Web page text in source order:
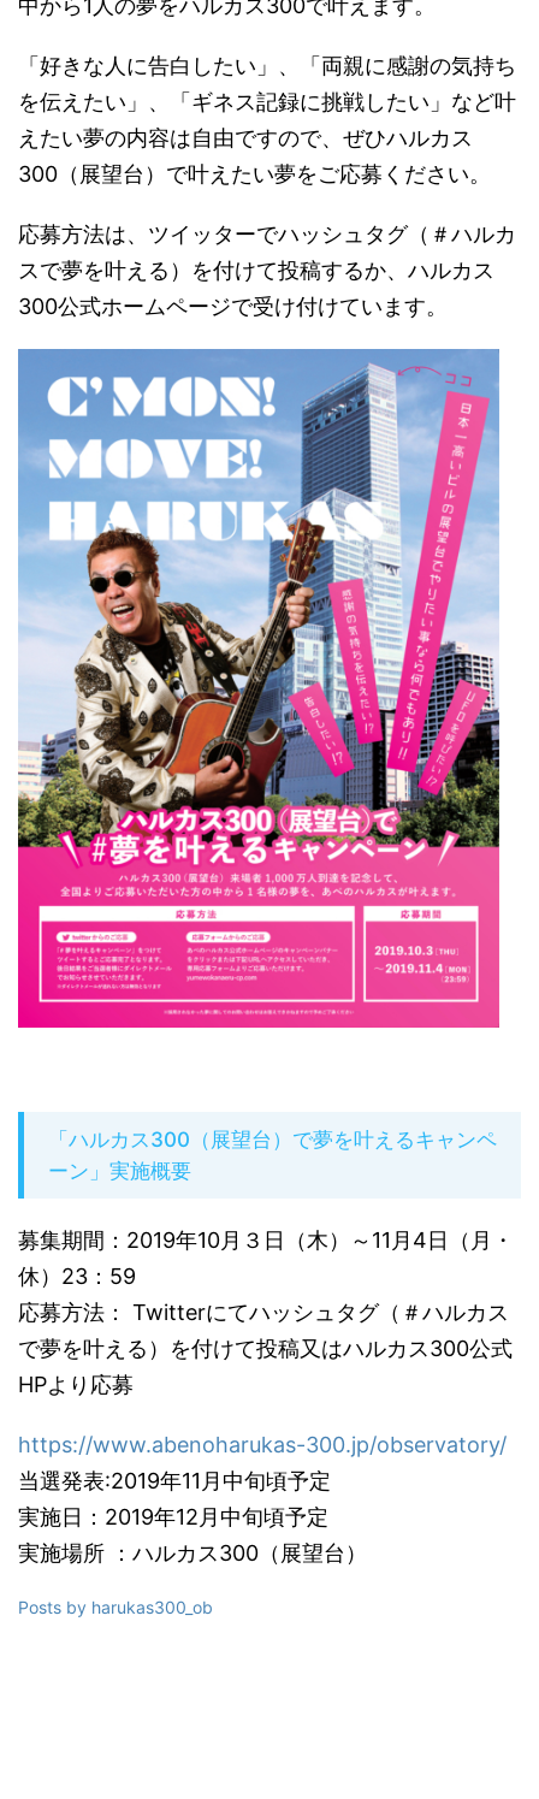
中から1人の夢をハルカス300で叶えます。
「好きな人に告白したい」、「両親に感謝の気持ち
を伝えたい」、「ギネス記録に挑戦したい」など叶
えたい夢の内容は自由ですので、ぜひハルカス
300（展望台）で叶えたい夢をご応募ください。
応募方法は、ツイッターでハッシュタグ（＃ハルカ
スで夢を叶える）を付けて投稿するか、ハルカス
300公式ホームページで受け付けています。
「ハルカス300（展望台）で夢を叶えるキャンペ
ーン」実施概要
募集期間：2019年10月３日（木）～11月4日（月・
休）23：59
応募方法： Twitterにてハッシュタグ（＃ハルカス
で夢を叶える）を付けて投稿又はハルカス300公式
HPより応募
https://www.abenoharukas-300.jp/observatory/
当選発表:2019年11月中旬頃予定
実施日：2019年12月中旬頃予定
実施場所 ：ハルカス300（展望台）
Posts by harukas300_ob